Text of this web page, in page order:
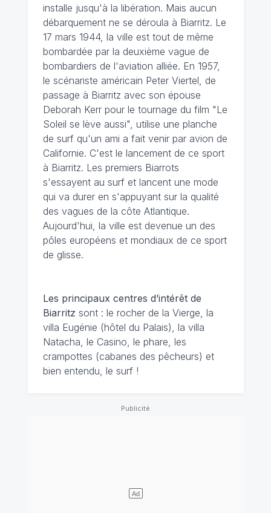
installe jusqu'à la libération. Mais aucun
débarquement ne se déroula à Biarritz. Le
17 mars 1944, la ville est tout de même
bombardée par la deuxième vague de
bombardiers de l'aviation alliée. En 1957,
le scénariste américain Peter Viertel, de
passage à Biarritz avec son épouse
Deborah Kerr pour le tournage du film "Le
Soleil se lève aussi", utilise une planche
de surf qu'un ami a fait venir par avion de
Californie. C'est le lancement de ce sport
à Biarritz. Les premiers Biarrots
s'essayent au surf et lancent une mode
qui va durer en s'appuyant sur la qualité
des vagues de la côte Atlantique.
Aujourd'hui, la ville est devenue un des
pôles européens et mondiaux de ce sport
de glisse.
Les principaux centres d’intérêt de
Biarritz sont : le rocher de la Vierge, la
villa Eugénie (hôtel du Palais), la villa
Natacha, le Casino, le phare, les
crampottes (cabanes des pêcheurs) et
bien entendu, le surf !